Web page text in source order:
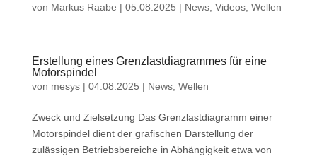
von Markus Raabe | 05.08.2025 | News, Videos, Wellen
Erstellung eines Grenzlastdiagrammes für eine
Motorspindel
von mesys| 04.08.2025 | News, Wellen
Zweck und Zielsetzung Das Grenzlastdiagramm einer
Motorspindel dient der grafischen Darstellung der
zulässigen Betriebsbereiche in Abhängigkeit etwa von